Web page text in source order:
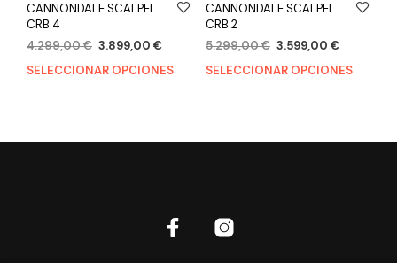
CANNONDALE SCALPEL
CRB 4
4.299,00€ 3.899,00 €
SELECCIONAR OPCIONES
CANNONDALE SCALPEL
CRB 2
5.299,00€ 3.599,00 €
SELECCIONAR OPCIONES